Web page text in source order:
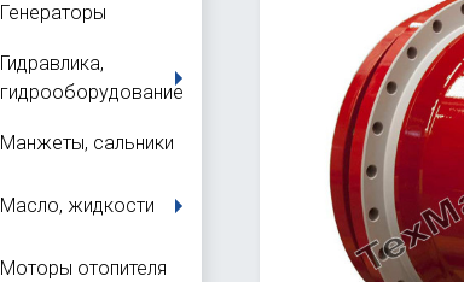
Генераторы
Гидравлика,
гидрооборудование
Манжеты, сальники
Масло, жидкости
Моторы отопителя